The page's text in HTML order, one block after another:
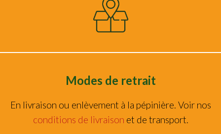
Modes de retrait
En livraison ou enlèvement à la pépinière. Voir nos
conditions de livraison et de transport.